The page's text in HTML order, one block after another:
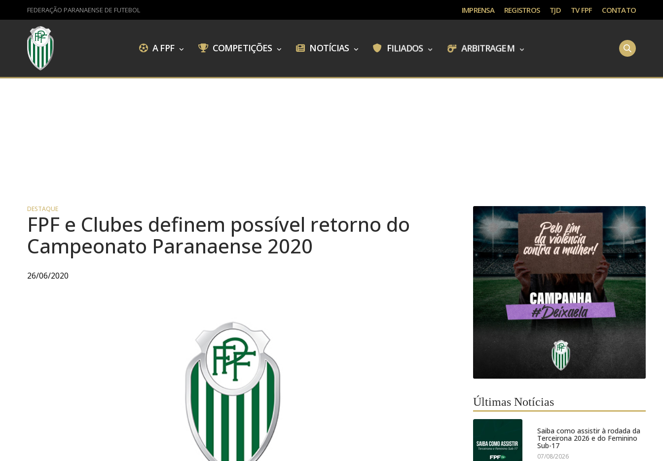
FEDERAÇÃO PARANAENSE DE FUTEBOL IMPRENSA REGISTROS TJD TV FPF CONTATO
A FPF COMPETIÇÕES NOTÍCIAS FILIADOS ARBITRAGEM
DESTAQUE
FPF e Clubes definem possível retorno do
Campeonato Paranaense 2020
26/06/2020
Últimas Notícias
Saiba como assistir à rodada da
Terceirona 2026 e do Feminino
Sub-17
07/08/2026